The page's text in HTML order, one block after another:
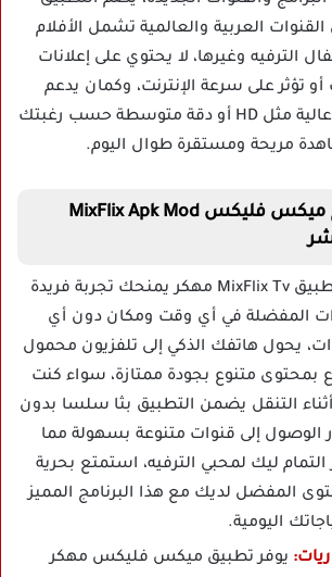
العربية والعالمية تشمل الأفلام
الترفيه وغيرها، لا يحتوي على إعلانات
تؤثر على سرعة الإنترنت، وكمان يدعم
التطبيق البث بدقة عالية مثل HD أو دقة متوسطة حسب رغبتك
مريحة ومستقرة طوال اليوم.
خصائص برنامج ميكس فليكس MixFlix Apk Mod
تطبيق MixFlix Tv مهكر يمنحك تجربة فريدة
المفضلة في أي وقت ومكان دون أي
يحول هاتفك الذكي إلى تلفزيون محمول
بمحتوى متنوع بجودة ممتازة، سواء كنت
التنقل يضمن التطبيق بثا سلسا بدون
الوصول إلى قنوات متنوعة بسهولة مما
التمام ليك لمحبي الترفيه، استمتع بحرية
المفضل لديك مع هذا البرنامج المميز
اليومية.
يوفرتطبيق ميكس فليكس مهكر